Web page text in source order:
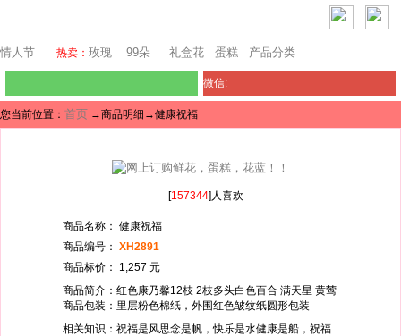
情人节 热卖： 玫瑰 99朵 礼盒花 蛋糕 产品分类
微信:
您当前位置： 首页 →商品明细→健康祝福
[157344]人喜欢
商品名称： 健康祝福
商品编号： XH2891
商品标价： 1,257 元
商品简介：红色康乃馨12枝 2枝多头白色百合 满天星 黄莺
商品包装：里层粉色棉纸，外围红色皱纹纸圆形包装
相关知识：祝福是风思念是帆，快乐是水健康是船，祝福